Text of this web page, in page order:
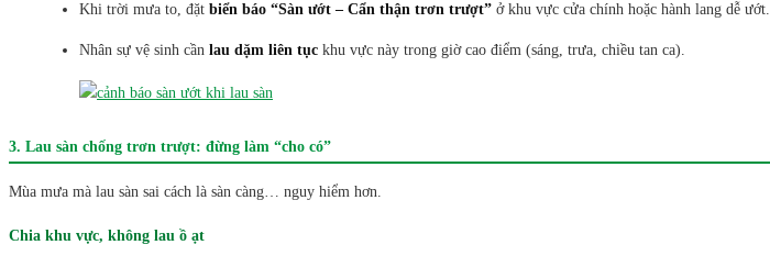
Khi trời mưa to, đặt biển báo “Sàn ướt – Cẩn thận trơn trượt” ở khu vực cửa chính hoặc hành lang dễ ướt.
Nhân sự vệ sinh cần lau dặm liên tục khu vực này trong giờ cao điểm (sáng, trưa, chiều tan ca).
3. Lau sàn chống trơn trượt: đừng làm “cho có”
Mùa mưa mà lau sàn sai cách là sàn càng… nguy hiểm hơn.
Chia khu vực, không lau ồ ạt